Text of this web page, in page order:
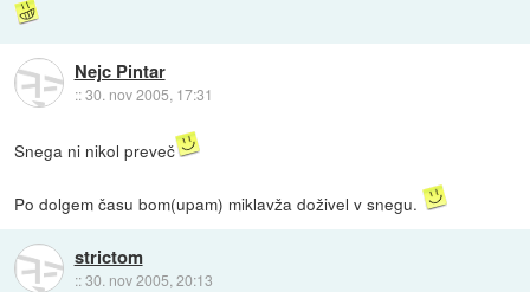
Nejc Pintar
::30. nov 2005, 17:31
Snega ni nikol preveč
Po dolgem času bom(upam) miklavža doživel v snegu.
strictom
::30. nov 2005, 20:13